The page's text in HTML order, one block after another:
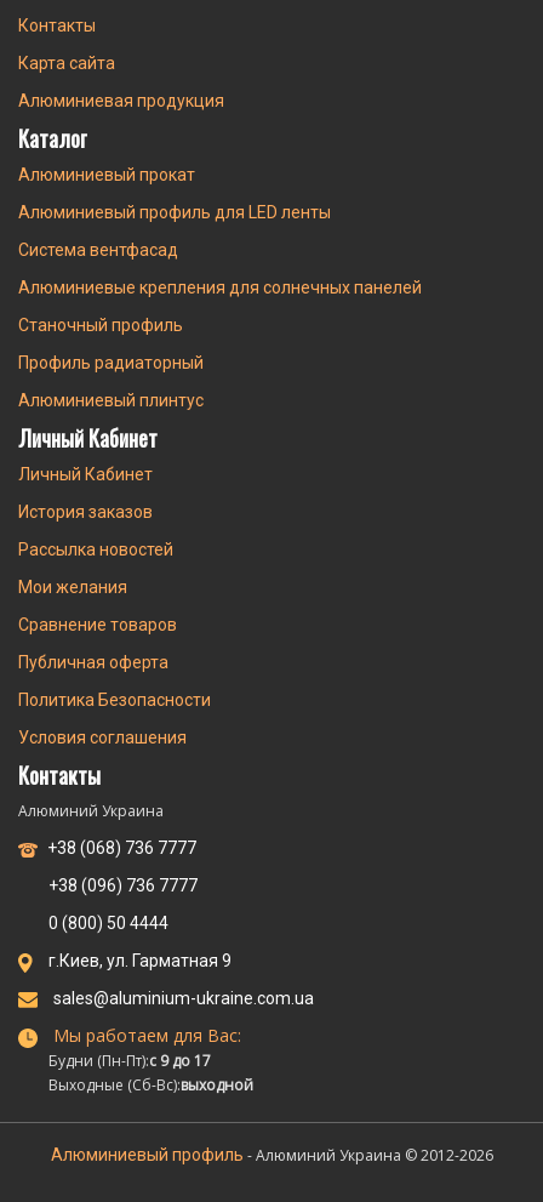
Контакты
Карта сайта
Алюминиевая продукция
Каталог
Алюминиевый прокат
Алюминиевый профиль для LED ленты
Система вентфасад
Алюминиевые крепления для солнечных панелей
Станочный профиль
Профиль радиаторный
Алюминиевый плинтус
Личный Кабинет
Личный Кабинет
История заказов
Рассылка новостей
Мои желания
Сравнение товаров
Публичная оферта
Политика Безопасности
Условия соглашения
Контакты
Алюминий Украина
+38 (068) 736 7777
+38 (096) 736 7777
0 (800) 50 4444
г.Киев, ул. Гарматная 9
sales@aluminium-ukraine.com.ua
Мы работаем для Вас:
Будни (Пн-Пт):с 9 до 17
Выходные (Сб-Вс):выходной
Алюминиевый профиль - Алюминий Украина © 2012-2026